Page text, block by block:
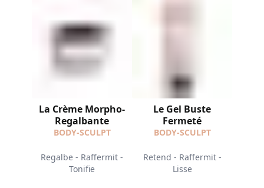
La Crème Morpho-
Regalbante
BODY-SCULPT
Regalbe - Raffermit -
Tonifie
Le Gel Buste
Fermeté
BODY-SCULPT
Retend - Raffermit -
Lisse